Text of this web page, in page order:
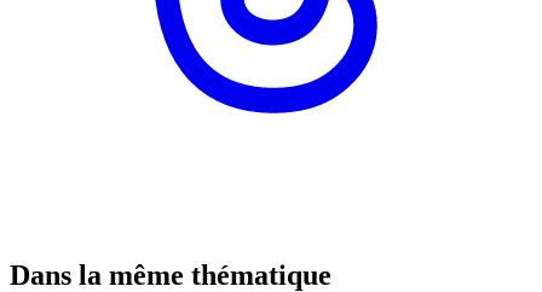
Dans la même thématique